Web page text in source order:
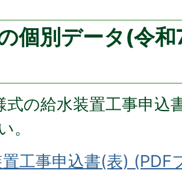
の個別データ(令
式の給水装置工事申込
。
工事申込書(表) (PDF